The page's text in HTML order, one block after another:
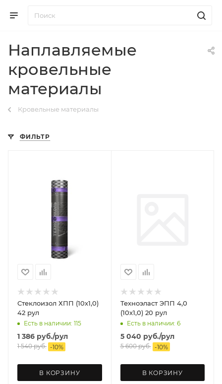
Наплавляемые
кровельные
материалы
Кровельные материалы
ФИЛЬТР
Стеклоизол ХПП (10х1,0)
42 рул
Есть в наличии: 115
1 386 руб./рул
1 540руб. -10%
В КОРЗИНУ
Техноэласт ЭПП 4,0
(10х1,0) 20 рул
Есть в наличии: 6
5 040 руб./рул
5 600руб. -10%
В КОРЗИНУ